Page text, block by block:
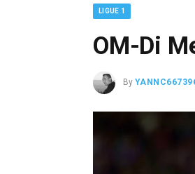
LIGUE 1
OM-Di
By